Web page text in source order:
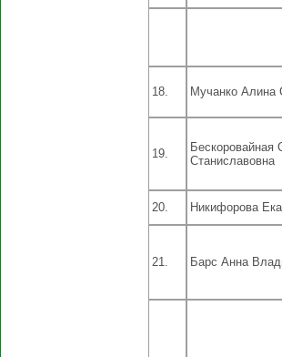
18. Мучанко Алина
19.
Бескоровайная
Станиславовна
20. Никифорова
21. Барс Анна